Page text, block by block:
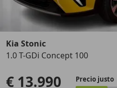
Anterior
Kia Stonic
1.0 T-GDi Concept 100
€ 13.990 Precio justo